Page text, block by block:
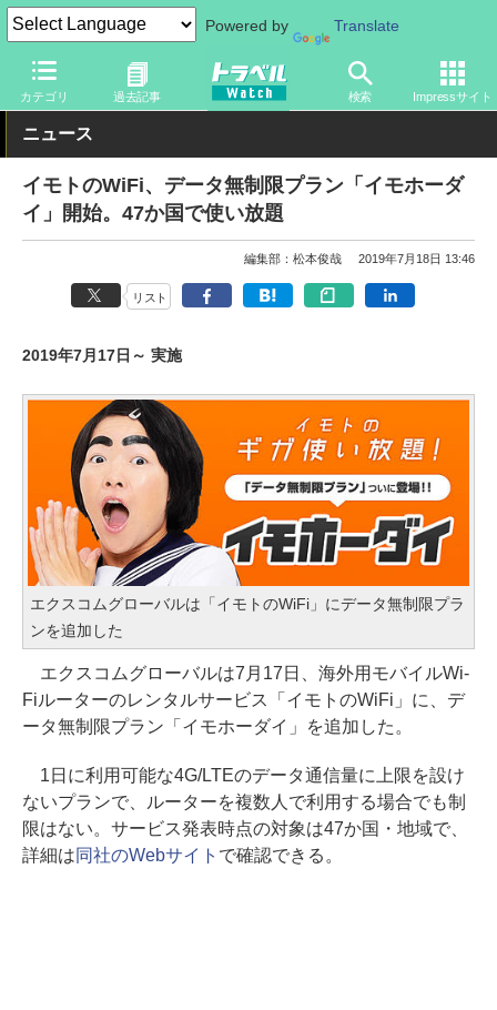
Powered by Translate
カテゴリ 過去記事 検索 Impressサイト
トラベル Watch 地域 海外旅行
ニュース
イモトのWiFi、データ無制限プラン「イモホーダ
イ」開始。47か国で使い放題
編集部：松本俊哉 2019年7月18日 13:46
リスト
2019年7月17日～ 実施
エクスコムグローバルは「イモトのWiFi」にデータ無制限プラ
ンを追加した
エクスコムグローバルは7月17日、海外用モバイルWi-
Fiルーターのレンタルサービス「イモトのWiFi」に、デ
ータ無制限プラン「イモホーダイ」を追加した。
1日に利用可能な4G/LTEのデータ通信量に上限を設け
ないプランで、ルーターを複数人で利用する場合でも制
限はない。サービス発表時点の対象は47か国・地域で、
詳細は同社のWebサイト で確認できる。